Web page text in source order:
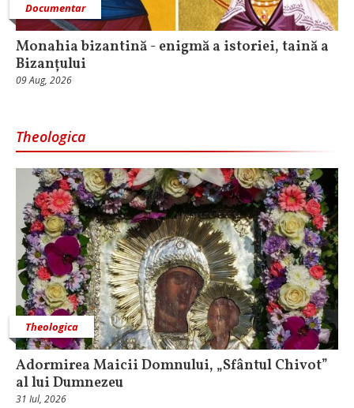
Documentar
Monahia bizantină - enigmă a istoriei, taină a
Bizanțului
09 Aug, 2026
Theologica
Theologica
Adormirea Maicii Domnului, „Sfântul Chivot”
al lui Dumnezeu
31 Iul, 2026